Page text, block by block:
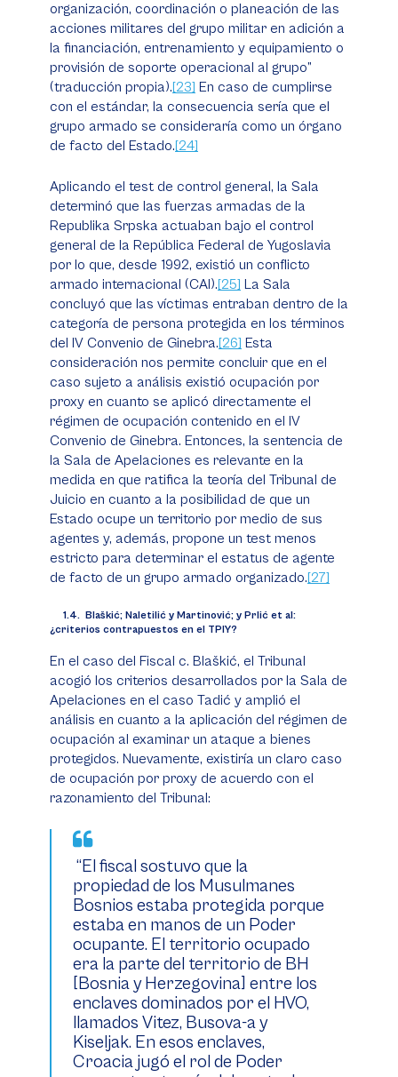
organización, coordinación o planeación de las
acciones militares del grupo militar en adición a
la financiación, entrenamiento y equipamiento o
provisión de soporte operacional al grupo”
(traducción propia).[23] En caso de cumplirse
con el estándar, la consecuencia sería que el
grupo armado se consideraría como un órgano
de facto del Estado.[24]
Aplicando el test de control general, la Sala
determinó que las fuerzas armadas de la
Republika Srpska actuaban bajo el control
general de la República Federal de Yugoslavia
por lo que, desde 1992, existió un conflicto
armado internacional (CAI).[25] La Sala
concluyó que las víctimas entraban dentro de la
categoría de persona protegida en los términos
del IV Convenio de Ginebra.[26] Esta
consideración nos permite concluir que en el
caso sujeto a análisis existió ocupación por
proxy en cuanto se aplicó directamente el
régimen de ocupación contenido en el IV
Convenio de Ginebra. Entonces, la sentencia de
la Sala de Apelaciones es relevante en la
medida en que ratifica la teoría del Tribunal de
Juicio en cuanto a la posibilidad de que un
Estado ocupe un territorio por medio de sus
agentes y, además, propone un test menos
estricto para determinar el estatus de agente
de facto de un grupo armado organizado.[27]
1.4. Blaškić; Naletilić y Martinović; y Prlić et al:
¿criterios contrapuestos en el TPIY?
En el caso del Fiscal c. Blaškić, el Tribunal
acogió los criterios desarrollados por la Sala de
Apelaciones en el caso Tadić y amplió el
análisis en cuanto a la aplicación del régimen de
ocupación al examinar un ataque a bienes
protegidos. Nuevamente, existiría un claro caso
de ocupación por proxy de acuerdo con el
razonamiento del Tribunal:
“El fiscal sostuvo que la
propiedad de los Musulmanes
Bosnios estaba protegida porque
estaba en manos de un Poder
ocupante. El territorio ocupado
era la parte del territorio de BH
[Bosnia y Herzegovina] entre los
enclaves dominados por el HVO,
llamados Vitez, Busova-a y
Kiseljak. En esos enclaves,
Croacia jugó el rol de Poder